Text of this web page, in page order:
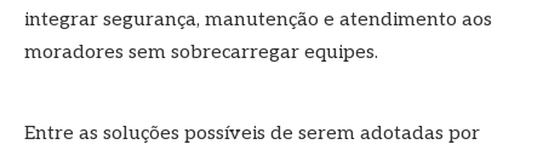
integrar segurança, manutenção e atendimento aos
moradores sem sobrecarregar equipes.
Entre as soluções possíveis de serem adotadas por